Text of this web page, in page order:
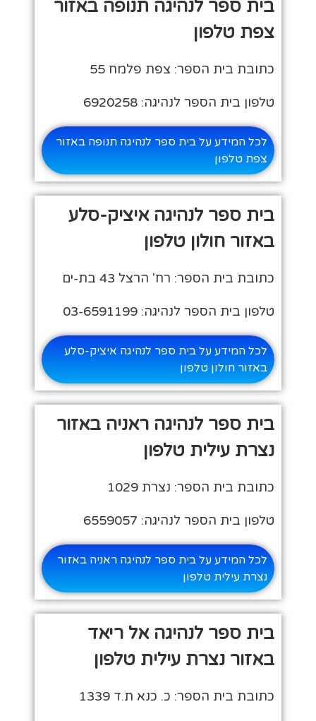
בית ספר לנהיגה תנופה באזור
צפת טלפון
כתובת בית הספר: צפת פלמח 55
טלפון בית הספר לנהיגה: 6920258
לכל המידע על בית ספר לנהיגה תנופה באזור
צפת טלפון
בית ספר לנהיגה איציק-סלע
באזור חולון טלפון
כתובת בית הספר: רח' הרצל 43 בת-ים
טלפון בית הספר לנהיגה: 03-6591199
לכל המידע על בית ספר לנהיגה איציק-סלע
באזור חולון טלפון
בית ספר לנהיגה ראניה באזור
נצרת עילית טלפון
כתובת בית הספר: נצרת 1029
טלפון בית הספר לנהיגה: 6559057
לכל המידע על בית ספר לנהיגה ראניה באזור
נצרת עילית טלפון
בית ספר לנהיגה אל ריאד
באזור נצרת עילית טלפון
כתובת בית הספר: כ. כנא ת.ד 1339